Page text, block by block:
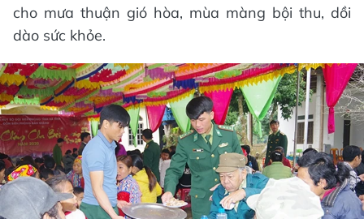
cho mưa thuận gió hòa, mùa màng bội thu, dồi
dào sức khỏe.